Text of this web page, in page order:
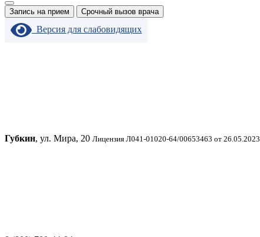
Запись на прием Срочный вызов врача
Версия для слабовидящих
Губкин, ул. Мира, 20 Лицензия Л041-01020-64/00653463 от 26.05.2023